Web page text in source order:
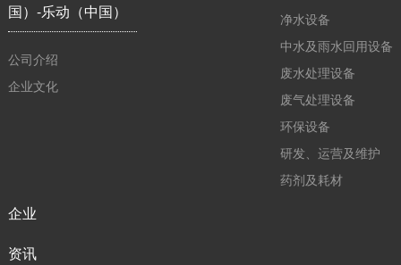
国）-乐动（中国）
公司介绍
企业文化
净水设备
中水及雨水回用设备
废水处理设备
废气处理设备
环保设备
研发、运营及维护
药剂及耗材
企业
资讯